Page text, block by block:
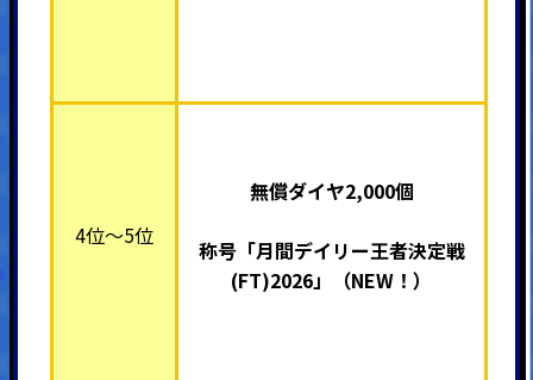
4位～5位
無償ダイヤ2,000個
称号「月間デイリー王者決定戦
(FT)2026」（NEW！）